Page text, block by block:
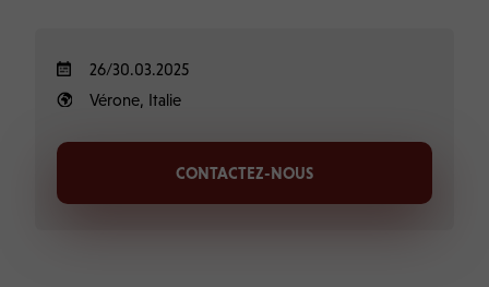
26/30.03.2025
Vérone, Italie
CONTACTEZ-NOUS